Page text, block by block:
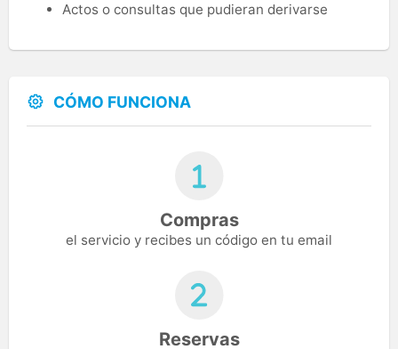
Actos o consultas que pudieran derivarse
CÓMO FUNCIONA
Compras
el servicio y recibes un código en tu email
Reservas